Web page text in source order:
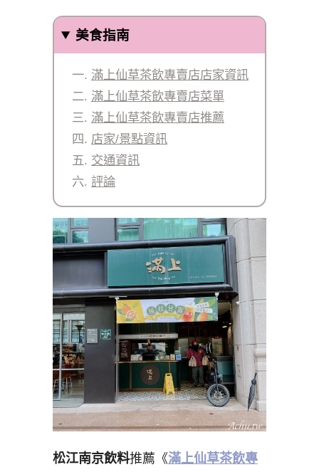
美食指南
滿上仙草茶飲專賣店店家資訊
滿上仙草茶飲專賣店菜單
滿上仙草茶飲專賣店推薦
店家/景點資訊
交通資訊
評論
松江南京飲料推薦《滿上仙草茶飲專